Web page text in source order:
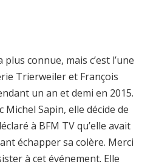
plus connue, mais c’est l’une
Trierweiler et François
un an et demi en 2015.
Sapin, elle décide de
à BFM TV qu’elle avait
échapper sa colère. Merci
à cet événement. Elle